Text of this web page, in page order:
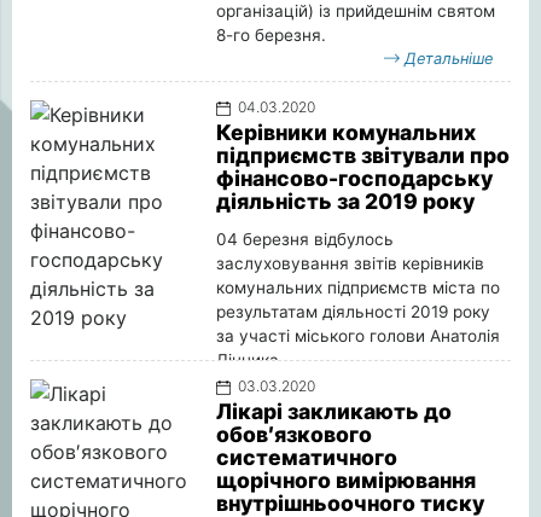
організацій) із прийдешнім святом
8-го березня.
Детальніше
04.03.2020
Керівники комунальних
підприємств звітували про
фінансово-господарську
діяльність за 2019 року
04 березня відбулось
заслуховування звітів керівників
комунальних підприємств міста по
результатам діяльності 2019 року
за участі міського голови Анатолія
Лінника
03.03.2020
Лікарі закликають до
обов′язкового
систематичного
щорічного вимірювання
внутрішньоочного тиску